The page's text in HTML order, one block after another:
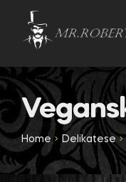
Home Delikatese